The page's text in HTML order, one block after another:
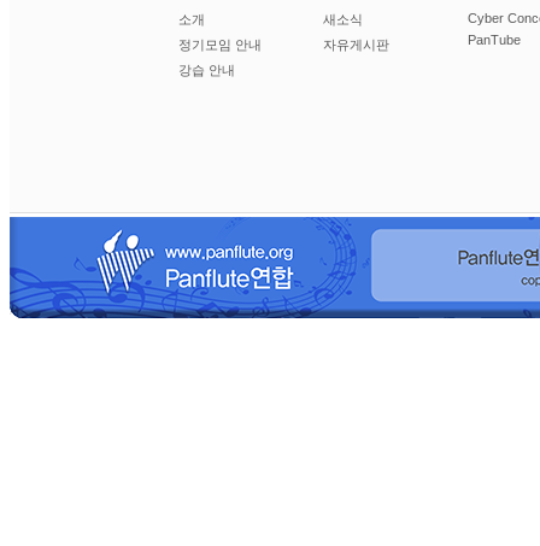
소개
정기모임 안내
강습 안내
새소식
자유게시판
Cyber
PanTube